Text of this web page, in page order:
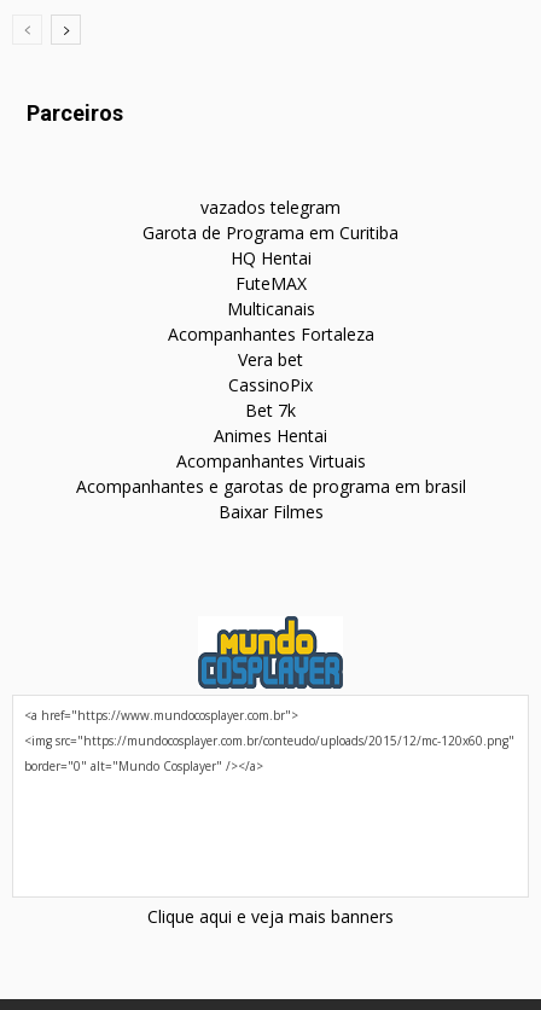
Parceiros
vazados telegram
Garota de Programa em Curitiba
HQ Hentai
FuteMAX
Multicanais
Acompanhantes Fortaleza
Vera bet
CassinoPix
Bet 7k
Animes Hentai
Acompanhantes Virtuais
Acompanhantes e garotas de programa em brasil
Baixar Filmes
Clique aqui e veja mais banners